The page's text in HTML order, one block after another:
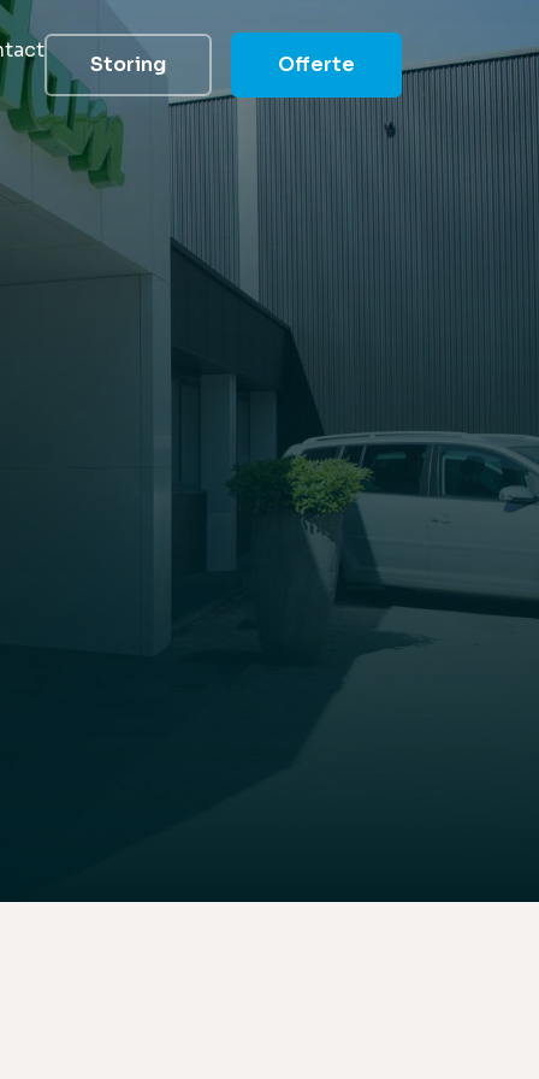
vragen
Storing Offerte